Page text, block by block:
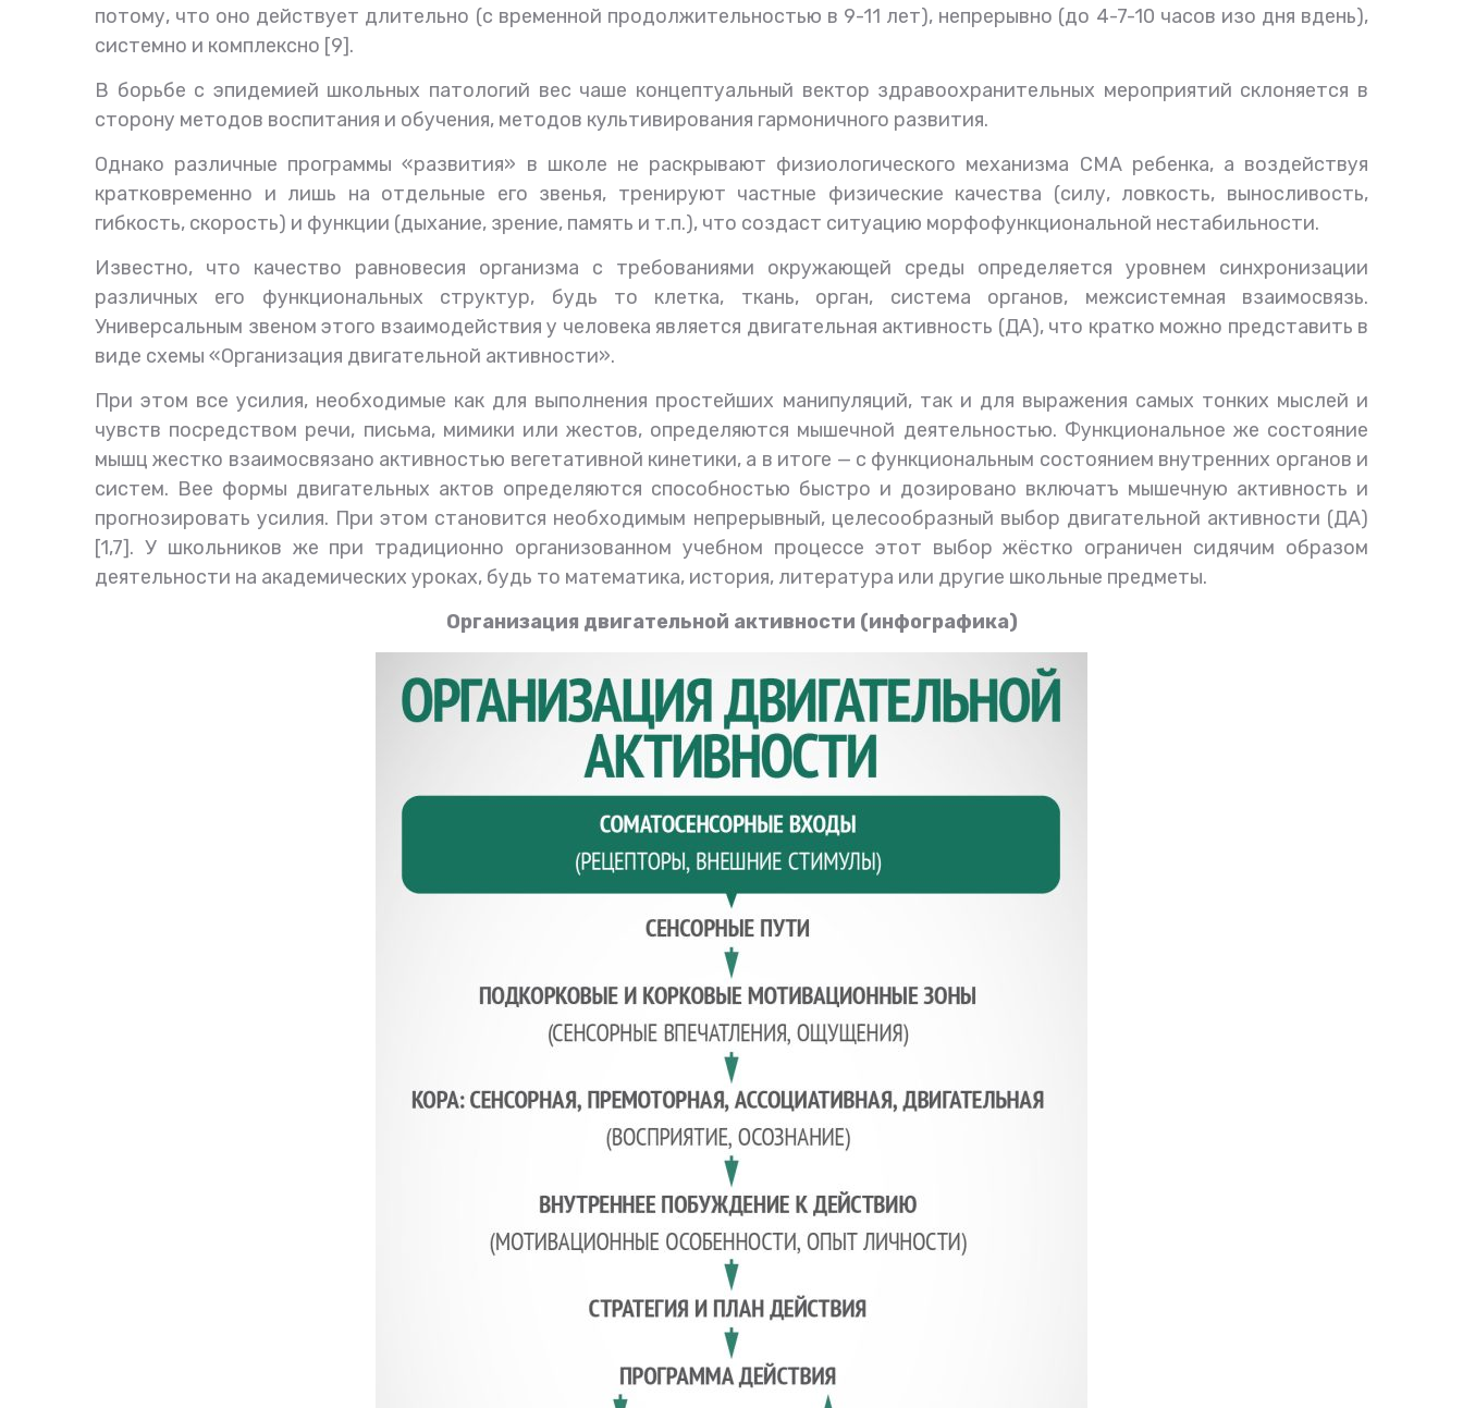
потому, что оно действует длительно (с временной продолжительностью в 9-11 лет), непрерывно (до 4-7-10 часов изо дня вдень),
системно и комплексно [9].
В борьбе с эпидемией школьных патологий вес чаше концептуальный вектор здравоохранительных мероприятий склоняется в
сторону методов воспитания и обучения, методов культивирования гармоничного развития.
Однако различные программы «развития» в школе не раскрывают физиологического механизма СМА ребенка, а воздействуя
кратковременно и лишь на отдельные его звенья, тренируют частные физические качества (силу, ловкость, выносливость,
гибкость, скорость) и функции (дыхание, зрение, память и т.п.), что создаст ситуацию морфофункциональной нестабильности.
Известно, что качество равновесия организма с требованиями окружающей среды определяется уровнем синхронизации
различных его функциональных структур, будь то клетка, ткань, орган, система органов, межсистемная взаимосвязь.
Универсальным звеном этого взаимодействия у человека является двигательная активность (ДА), что кратко можно представить в
виде схемы «Организация двигательной активности».
При этом все усилия, необходимые как для выполнения простейших манипуляций, так и для выражения самых тонких мыслей и
чувств посредством речи, письма, мимики или жестов, определяются мышечной деятельностью. Функциональное же состояние
мышц жестко взаимосвязано активностью вегетативной кинетики, а в итоге — с функциональным состоянием внутренних органов и
систем. Вее формы двигательных актов определяются способностью быстро и дозировано включатъ мышечную активность и
прогнозировать усилия. При этом становится необходимым непрерывный, целесообразный выбор двигательной активности (ДА)
[1,7]. У школьников же при традиционно организованном учебном процессе этот выбор жёстко ограничен сидячим образом
деятельности на академических уроках, будь то математика, история, литература или другие школьные предметы.
Организация двигательной активности (инфографика)